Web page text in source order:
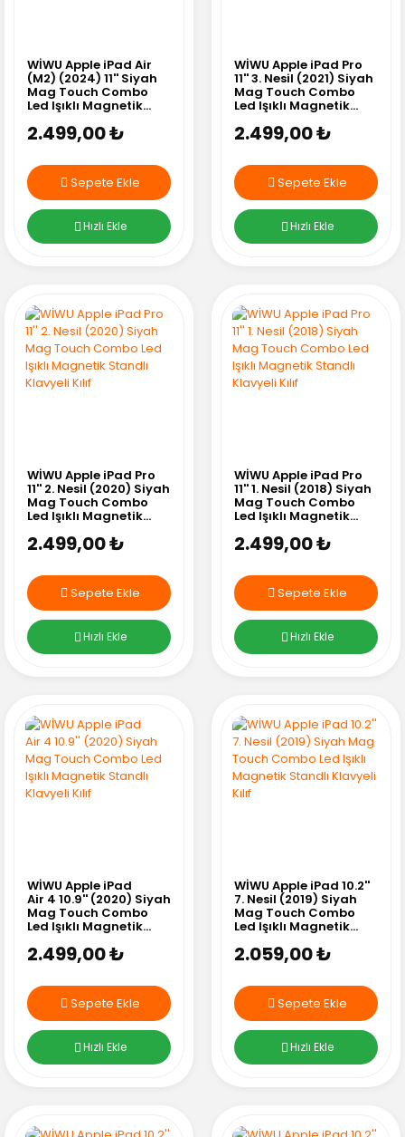
WİWU Apple iPad Air
(M2) (2024) 11'' Siyah
Mag Touch Combo
Led Işıklı Magnetik
2.499,00 ₺
Sepete Ekle
Hızlı Ekle
WİWU Apple iPad Pro
11'' 3. Nesil (2021) Siyah
Mag Touch Combo
Led Işıklı Magnetik
2.499,00 ₺
Sepete Ekle
Hızlı Ekle
WİWU Apple iPad Pro
11'' 2. Nesil (2020) Siyah
Mag Touch Combo
Led Işıklı Magnetik
2.499,00 ₺
Sepete Ekle
Hızlı Ekle
WİWU Apple iPad Pro
11'' 1. Nesil (2018) Siyah
Mag Touch Combo
Led Işıklı Magnetik
2.499,00 ₺
Sepete Ekle
Hızlı Ekle
WİWU Apple iPad
Air 4 10.9'' (2020) Siyah
Mag Touch Combo
Led Işıklı Magnetik
2.499,00 ₺
Sepete Ekle
Hızlı Ekle
WİWU Apple iPad 10.2''
7. Nesil (2019) Siyah
Mag Touch Combo
Led Işıklı Magnetik
2.059,00 ₺
Sepete Ekle
Hızlı Ekle